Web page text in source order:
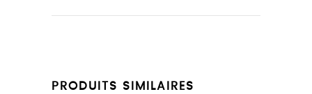
PRODUITS SIMILAIRES